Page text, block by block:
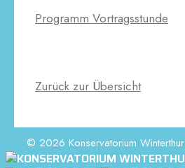
Programm Vortragsstunde
Zurück zur Übersicht
© 2026 Konservatorium Winterthur